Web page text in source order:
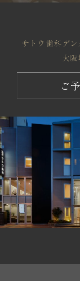
サトウ歯科 デ
大阪
ご